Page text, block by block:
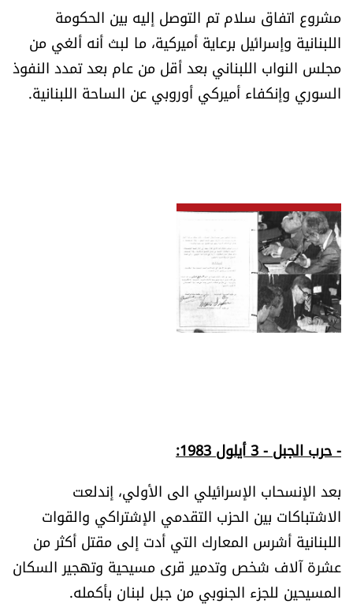
مشروع اتفاق سلام تم التوصل إليه بين الحكومة
اللبنانية وإسرائيل برعاية أميركية، ما لبث أنه ألغي من
مجلس النواب اللبناني بعد أقل من عام بعد تمدد النفوذ
السوري وإنكفاء أميركي أوروبي عن الساحة اللبنانية.
- حرب الجبل - 3 أيلول 1983:
بعد الإنسحاب الإسرائيلي الى الأولي، إندلعت
الاشتباكات بين الحزب التقدمي الإشتراكي والقوات
اللبنانية أشرس المعارك التي أدت إلى مقتل أكثر من
عشرة آلاف شخص وتدمير قرى مسيحية وتهجير السكان
المسيحين للجزء الجنوبي من جبل لبنان بأكمله.